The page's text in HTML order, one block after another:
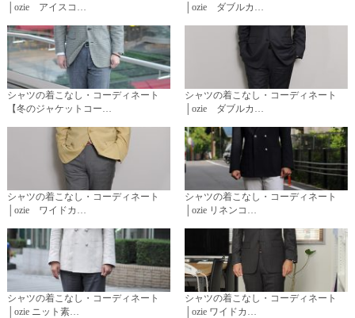
│ozie アイスコ…
│ozie ダブルカ…
シャツの着こなし・コーディネート
【冬のジャケットコー…
シャツの着こなし・コーディネート
│ozie ダブルカ…
シャツの着こなし・コーディネート
│ozie ワイドカ…
シャツの着こなし・コーディネート
│ozie リネンコ…
シャツの着こなし・コーディネート
│ozie ニット素…
シャツの着こなし・コーディネート
│ozie ワイドカ…